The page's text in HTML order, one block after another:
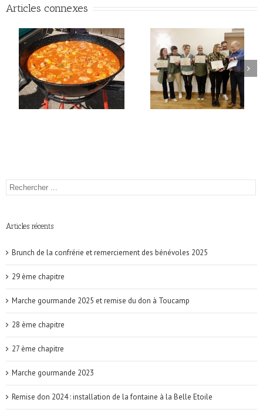
Articles connexes
Articles récents
Brunch de la confrérie et remerciement des bénévoles 2025
29 ème chapitre
Marche gourmande 2025 et remise du don à Toucamp
28 ème chapitre
27 ème chapitre
Marche gourmande 2023
Remise don 2024 : installation de la fontaine à la Belle Etoile